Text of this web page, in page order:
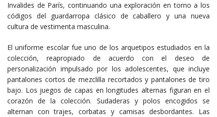
Invalides de París, continuando una exploración en torno a los
códigos del guardarropa clásico de caballero y una nueva
cultura de vestimenta masculina.
El uniforme escolar fue uno de los arquetipos estudiados en la
colección, reapropiado de acuerdo con el deseo de
personalización impulsado por los adolescentes, que incluye
pantalones cortos de mezclilla recortados y pantalones de tiro
bajo. Los juegos de capas en longitudes alternas figuran en el
corazón de la colección. Sudaderas y polos encogidos se
alternan con trajes, corbatas y camisas desbordantes. Las